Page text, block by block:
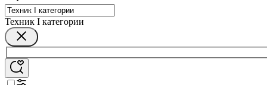
Техник I категории